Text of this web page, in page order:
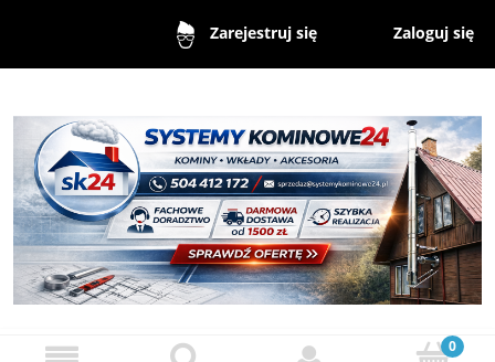
Zarejestruj się Zaloguj się